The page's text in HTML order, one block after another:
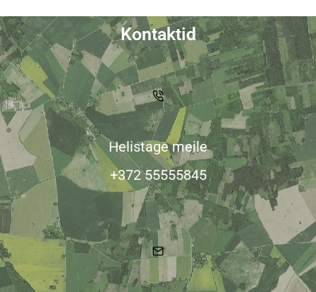
Kontaktid
Helistage meile
+372 55555845